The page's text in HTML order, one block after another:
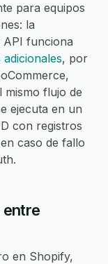
para equipos
la
API funciona
, por
mismo flujo de
ejecuta en un
con registros
caso de fallo
entre
en Shopify,